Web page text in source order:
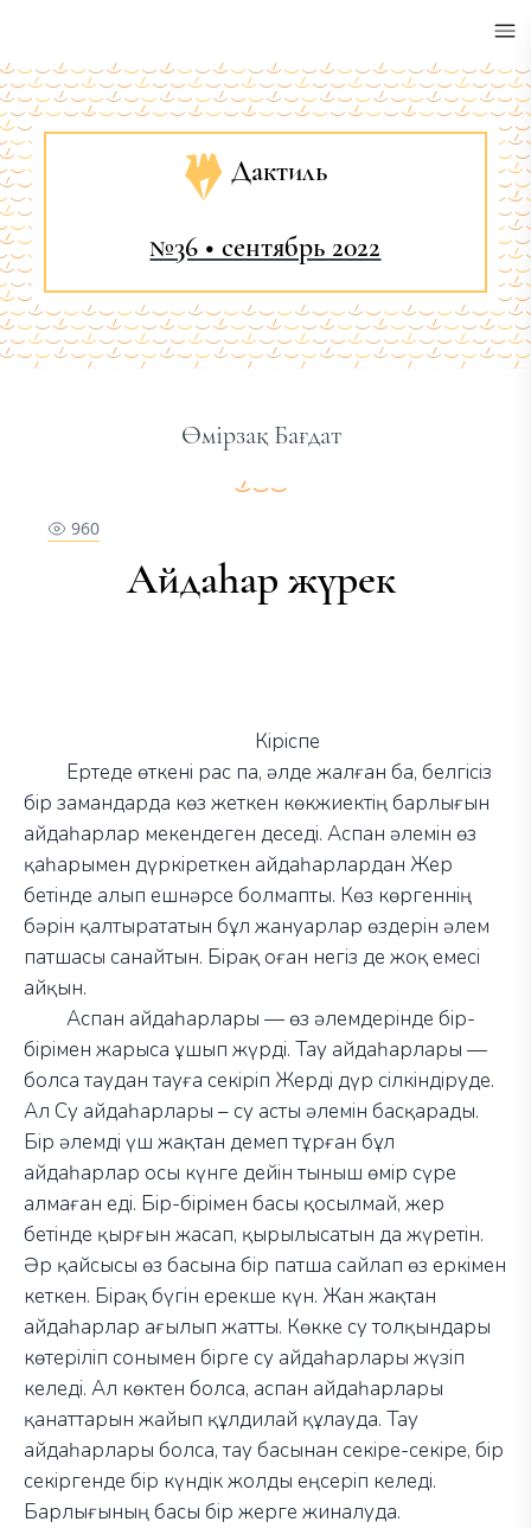
Дактиль
№36 • сентябрь 2022
Өмірзақ Бағдат
960
Айдаһар жүрек
Кіріспе
Ертеде өткені рас па, әлде жалған ба, белгісіз
бір замандарда көз жеткен көкжиектің барлығын
айдаһарлар мекендеген деседі. Аспан әлемін өз
қаһарымен дүркіреткен айдаһарлардан Жер
бетінде алып ешнәрсе болмапты. Көз көргеннің
бәрін қалтырататын бұл жануарлар өздерін әлем
патшасы санайтын. Бірақ оған негіз де жоқ емесі
айқын.
Аспан айдаһарлары — өз әлемдерінде бір-
бірімен жарыса ұшып жүрді. Тау айдаһарлары —
болса таудан тауға секіріп Жерді дүр сілкіндіруде.
Ал Су айдаһарлары – су асты әлемін басқарады.
Бір әлемді үш жақтан демеп тұрған бұл
айдаһарлар осы күнге дейін тыныш өмір сүре
алмаған еді. Бір-бірімен басы қосылмай, жер
бетінде қырғын жасап, қырылысатын да жүретін.
Әр қайсысы өз басына бір патша сайлап өз еркімен
кеткен. Бірақ бүгін ерекше күн. Жан жақтан
айдаһарлар ағылып жатты. Көкке су толқындары
көтеріліп сонымен бірге су айдаһарлары жүзіп
келеді. Ал көктен болса, аспан айдаһарлары
қанаттарын жайып құлдилай құлауда. Тау
айдаһарлары болса, тау басынан секіре-секіре, бір
секіргенде бір күндік жолды еңсеріп келеді.
Барлығының басы бір жерге жиналуда.